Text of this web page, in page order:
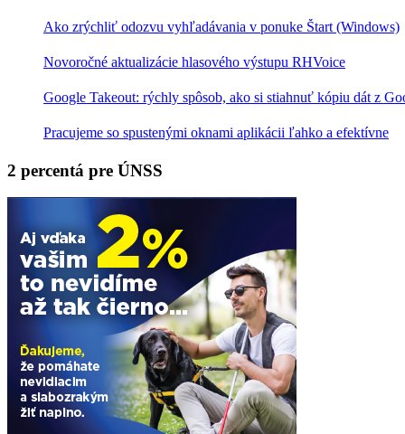
Ako zrýchliť odozvu vyhľadávania v ponuke Štart (Windows)
Novoročné aktualizácie hlasového výstupu RHVoice
Google Takeout: rýchly spôsob, ako si stiahnuť kópiu dát z
Pracujeme so spustenými oknami aplikácii ľahko a efektívne
2 percentá pre ÚNSS